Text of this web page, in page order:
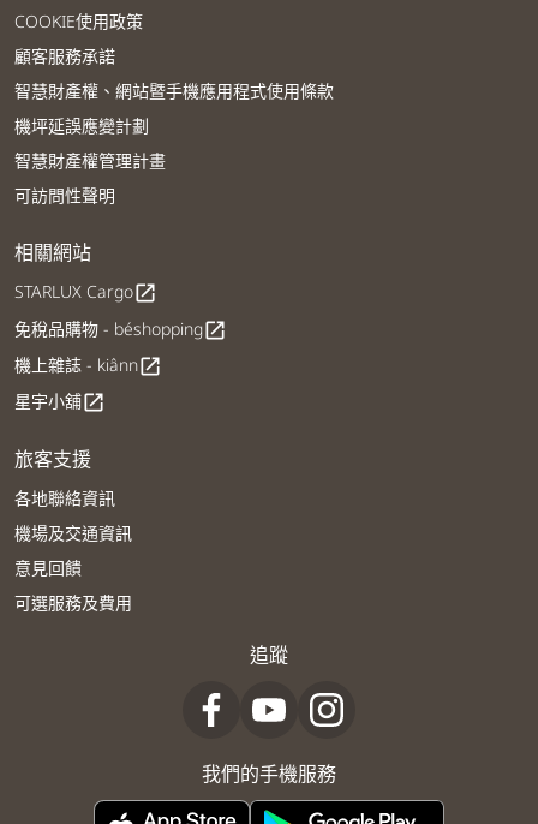
COOKIE使用政策
顧客服務承諾
智慧財產權、網站暨手機應用程式使用條款
機坪延誤應變計劃
智慧財產權管理計畫
可訪問性聲明
相關網站
STARLUX Cargoopen_in_new
免稅品購物 - béshoppingopen_in_new
機上雜誌 - kiânnopen_in_new
星宇小舖open_in_new
旅客支援
各地聯絡資訊
機場及交通資訊
意見回饋
可選服務及費用
追蹤
我們的手機服務